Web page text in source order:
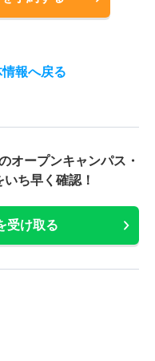
報へ戻る
オープンキャンパス・
ち早く確認！
受け取る